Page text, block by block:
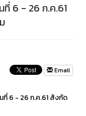
ที่ 6 - 26 ก.ค.61
Email
ที่ 6 - 26 ก.ค.61 สังกัด